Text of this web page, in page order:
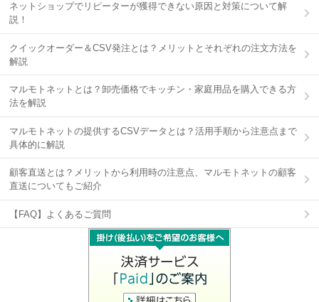
ネットショップでリピーターが獲得できない原因と対策について解
説！
クイックオーダー＆CSV発注とは？メリットとそれぞれの注文方法を
解説
マルモトネットとは？卸売価格でキッチン・家庭用品を購入できる方
法を解説
マルモトネットの提供するCSVデータとは？活用手順から注意点まで
具体的に解説
顧客直送とは？メリットから利用時の注意点、マルモトネットの顧客
直送についてもご紹介
【FAQ】よくあるご質問